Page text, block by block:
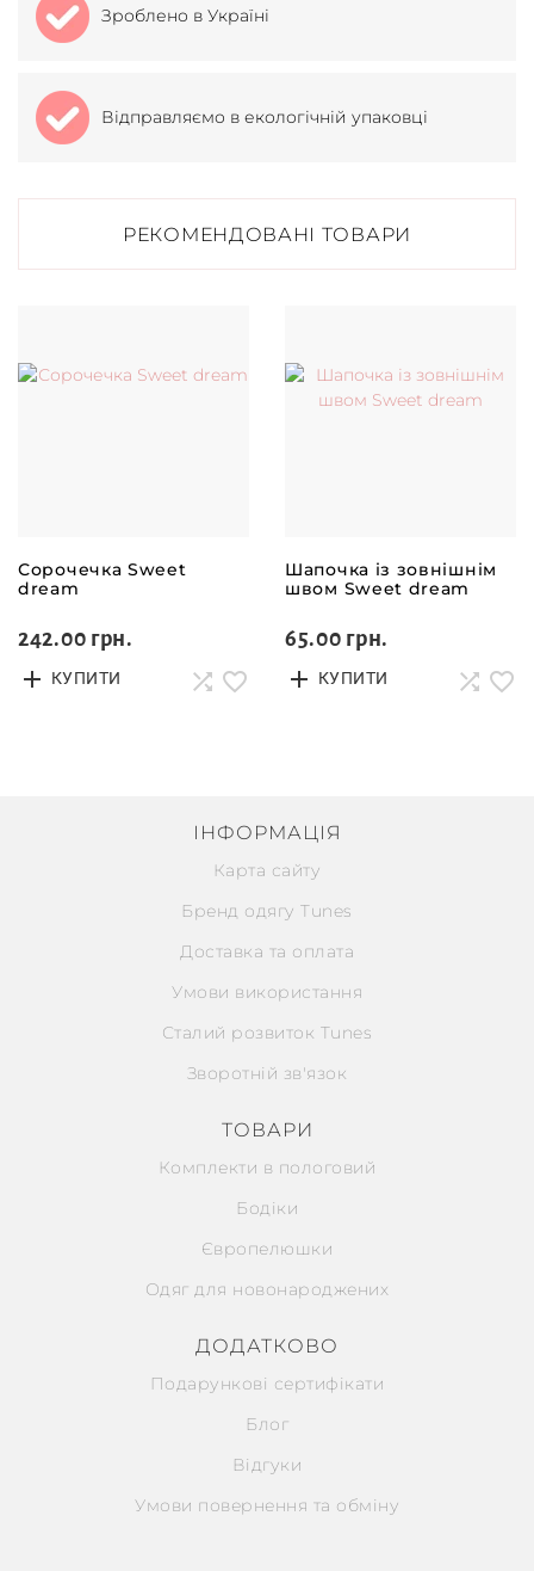
Зроблено в Україні
Відправляємо в екологічній упаковці
РЕКОМЕНДОВАНІ ТОВАРИ
Сорочечка Sweet
dream
242.00 грн.
КУПИТИ
Шапочка із зовнішнім
швом Sweet dream
65.00 грн.
КУПИТИ
ІНФОРМАЦІЯ
Карта сайту
Бренд одягу Tunes
Доставка та оплата
Умови використання
Сталий розвиток Tunes
Зворотній зв'язок
ТОВАРИ
Комплекти в пологовий
Бодіки
Європелюшки
Одяг для новонароджених
ДОДАТКОВО
Подарункові сертифікати
Блог
Відгуки
Умови повернення та обміну